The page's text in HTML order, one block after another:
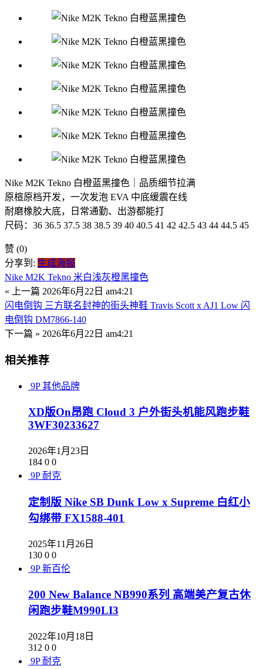
Nike M2K Tekno 白橙蓝黑撞色｜品质细节拉满
原楦原档开发，一次发泡 EVA 中底缓震在线
耐磨橡胶大底，日常通勤、出游都能打
尺码：36 36.5 37.5 38 38.5 39 40 40.5 41 42 42.5 43 44 44.5 45
赞 (0)
分享到: 生成海报
Nike M2K Tekno 米白浅灰橙黑撞色
« 上一篇 2026年6月22日 am4:21
闪电倒钩 三方联名封神的街头神鞋 Travis Scott x AJ1 Low 闪
电倒钩 DM7866-140
下一篇 » 2026年6月22日 am4:21
相关推荐
9P 其他品牌
XD版On昂跑 Cloud 3 户外街头机能风跑步鞋
3WF30233627
2026年1月23日
184 0 0
9P 耐克
定制版 Nike SB Dunk Low x Supreme 白红小
勾绑带 FX1588-401
2025年11月26日
130 0 0
9P 新百伦
200 New Balance NB990系列 高端美产复古休
闲跑步鞋M990LI3
2022年10月18日
312 0 0
9P 耐克